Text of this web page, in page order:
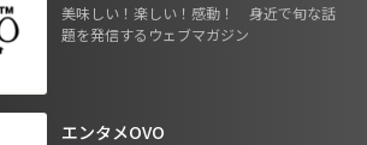
美味しい！楽しい！感動！ 身近で旬な話
題を発信するウェブマガジン
エンタメOVO